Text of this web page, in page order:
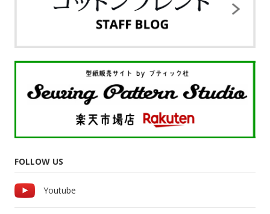
FOLLOW US
Youtube